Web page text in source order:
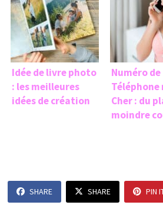
Idée de livre photo
: les meilleures
idées de création
Numéro de
Téléphone
Cher : du
moindre
SHARE SHARE PIN